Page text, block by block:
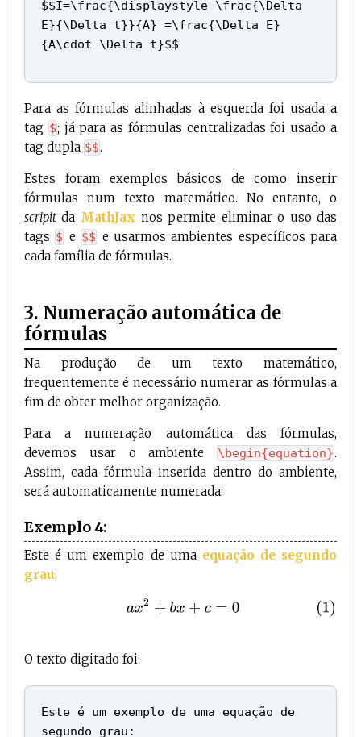
$$I=\frac{\displaystyle \frac{\Delta
E}{\Delta t}}{A} =\frac{\Delta E}
{A\cdot \Delta t}$$
Para as fórmulas alinhadas à esquerda foi usada a
tag $; já para as fórmulas centralizadas foi usado a
tag dupla $$.
Estes foram exemplos básicos de como inserir
fórmulas num texto matemático. No entanto, o
scripitda MathJax nos permite eliminar o uso das
tags $ e $$ e usarmos ambientes específicos para
cada família de fórmulas.
3. Numeração automática de
fórmulas
Na produção de um texto matemático,
frequentemente é necessário numerar as fórmulas a
fim de obter melhor organização.
Para a numeração automática das fórmulas,
devemos usar o ambiente
\begin{equation}.
Assim, cada fórmula inserida dentro do ambiente,
será automaticamente numerada:
Exemplo 4:
Este é um exemplo de uma equação de segundo
grau:
(1) ax 2+b x+ c= 0
O texto digitado foi:
Este é um exemplo de uma equação de
segundo grau: